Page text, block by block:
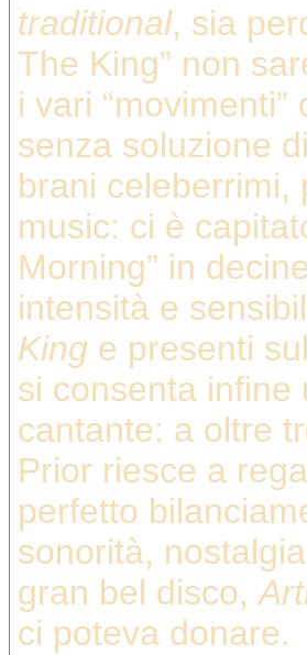
traditional, sia
The King” non
i vari
senza soluzione
brani celeberrimi,
music: ci è
Morning” in
intensità e
King e presenti
si consenta infine
cantante: a oltre
Prior riesce a
perfetto
sonorità,
gran bel disco,
ci poteva donare.